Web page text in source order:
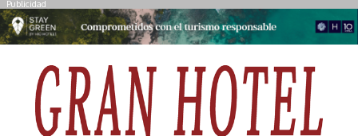
Publicidad